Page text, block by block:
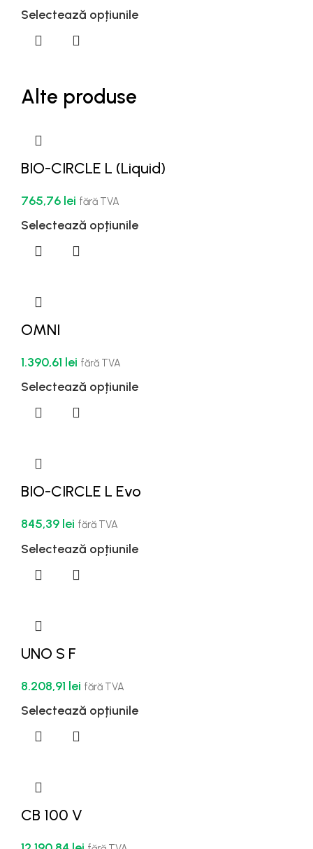
Selectează opțiunile
Alte produse
BIO-CIRCLE L (Liquid)
765,76 lei fără TVA
Selectează opțiunile
OMNI
1.390,61 lei fără TVA
Selectează opțiunile
BIO-CIRCLE L Evo
845,39 lei fără TVA
Selectează opțiunile
UNO S F
8.208,91 lei fără TVA
Selectează opțiunile
CB 100 V